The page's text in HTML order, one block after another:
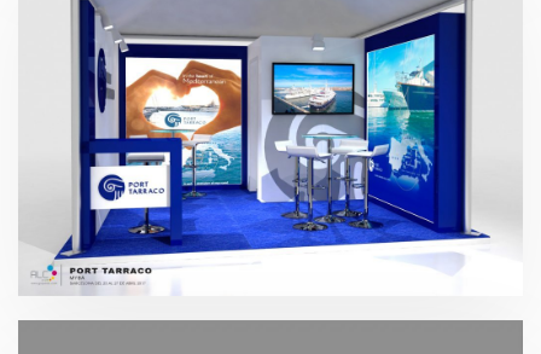
MYBA – Port Tarraco 2017